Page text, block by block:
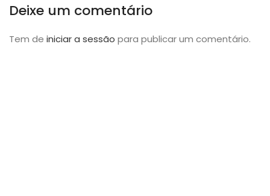
Deixe um comentário
Tem de iniciar a sessão para publicar um comentário.